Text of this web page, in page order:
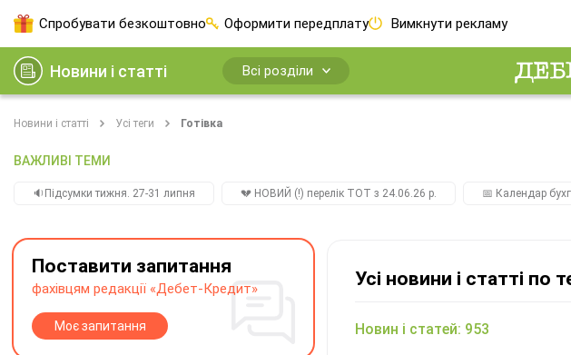
Спробувати безкоштовно Оформити передплату Вимкнути рекламу
Новини і статті Всі розділи
Новини і статті Усі теги Готівка
ВАЖЛИВІ ТЕМИ
🔉Підсумки тижня. 27-31 липня 💔 НОВИЙ (!) перелік ТОТ з 24.06.26 р. 📅 Календар
Усі новини і статті по
Новин і статей: 953
Поставити запитання
фахівцям редакції «Дебет-Кредит»
Моє запитання